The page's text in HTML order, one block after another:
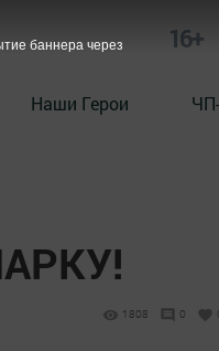
16+
Наши Герои
1808 0
баннера через